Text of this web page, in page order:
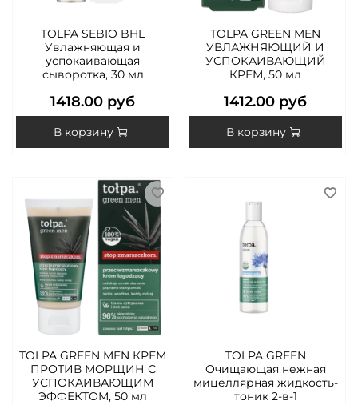
TOLPA SEBIO BHL
Увлажняющая и
успокаивающая
сыворотка, 30 мл
1418.00 руб
В корзину
TOLPA GREEN MEN
УВЛАЖНЯЮЩИЙ И
УСПОКАИВАЮЩИЙ
КРЕМ, 50 мл
1412.00 руб
В корзину
TOLPA GREEN MEN КРЕМ
ПРОТИВ МОРЩИН С
УСПОКАИВАЮЩИМ
ЭФФЕКТОМ, 50 мл
TOLPA GREEN
Очищающая нежная
мицеллярная жидкость-
тоник 2-в-1